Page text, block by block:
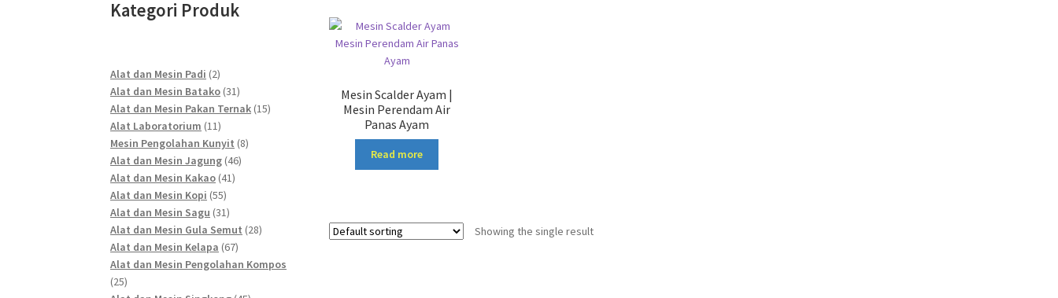
Mesin Scalder Ayam |
Mesin Perendam Air
Panas Ayam
Read more
Showing the single result
Kategori Produk
Alat dan Mesin Padi 22
products
Alat dan Mesin Batako 3131
products
Alat dan Mesin Pakan Ternak 1515
Alat Laboratorium 1111
products
Mesin Pengolahan Kunyit 88
Alat dan Mesin Jagung 4646
Alat dan Mesin Kakao 4141
Alat dan Mesin Kopi 5555
products
Alat dan Mesin Sagu 3131
products
Alat dan Mesin Gula Semut 2828
Alat dan Mesin Kelapa 6767
products
Alat dan Mesin Pengolahan Kompos
2525